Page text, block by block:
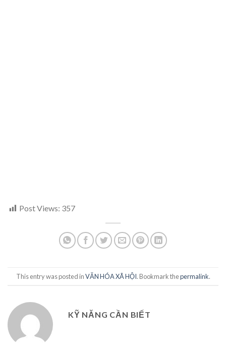
Post Views: 357
This entry was posted inVĂN HÓA XÃ HỘI. Bookmark thepermalink.
KỸ NĂNG CẦN BIẾT